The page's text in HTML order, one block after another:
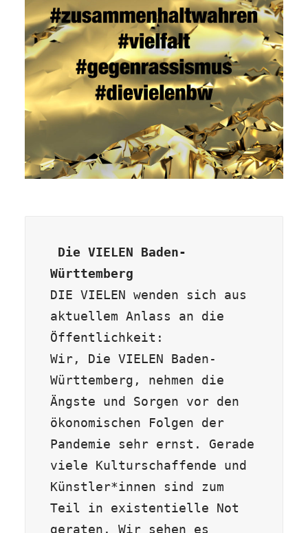
Die VIELEN Baden-
Württemberg
DIE VIELEN wenden sich aus
aktuellem Anlass an die
Öffentlichkeit:
Wir, Die VIELEN Baden-
Württemberg, nehmen die
Ängste und Sorgen vor den
ökonomischen Folgen der
Pandemie sehr ernst. Gerade
viele Kulturschaffende und
Künstler*innen sind zum
Teil in existentielle Not
geraten. Wir sehen es